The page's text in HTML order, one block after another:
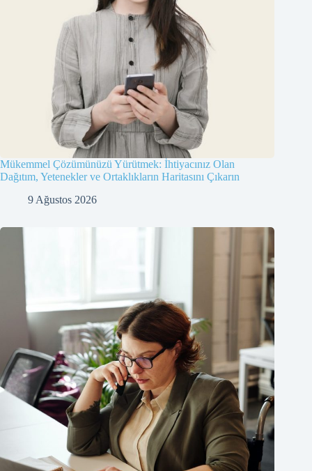
Mükemmel Çözümünüzü Yürütmek: İhtiyacınız Olan
Dağıtım, Yetenekler ve Ortaklıkların Haritasını Çıkarın
9 Ağustos 2026